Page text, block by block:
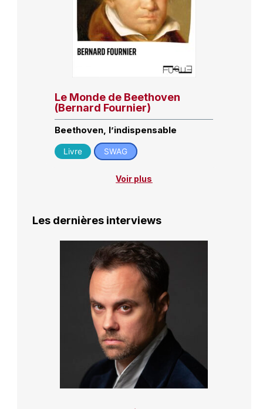
Le Monde de Beethoven
(Bernard Fournier)
Beethoven, l’indispensable
Livre SWAG
Voir plus
Les dernières interviews